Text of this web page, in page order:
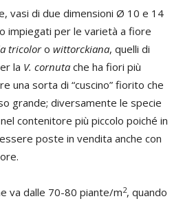
vasi di due dimensioni Ø 10 e 14
impiegati per le varietà a fiore
tricoloro wittorckiana, quelli di
la V. cornuta che ha fiori più
una sorta di “cuscino” fiorito che
grande; diversamente le specie
contenitore più piccolo poiché in
poste in vendita anche con
va dalle 70-80 piante/m2, quando